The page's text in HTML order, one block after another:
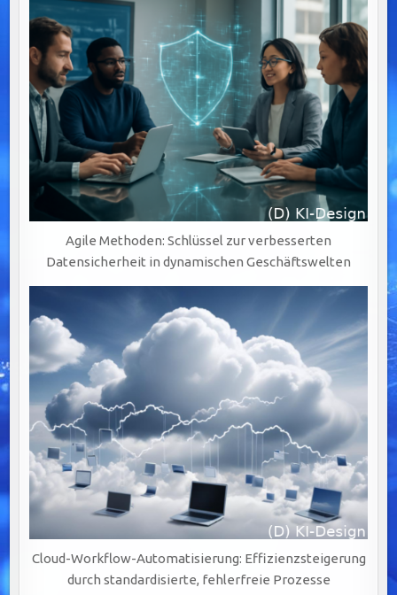
Agile Methoden: Schlüssel zur verbesserten
Datensicherheit in dynamischen Geschäftswelten
Cloud-Workflow-Automatisierung: Effizienzsteigerung
durch standardisierte, fehlerfreie Prozesse